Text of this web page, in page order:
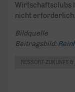
Wirtschaftsclubs
nicht erforderlich.
Bildquelle
Beitragsbild:
RESSORT ZUKUNFT